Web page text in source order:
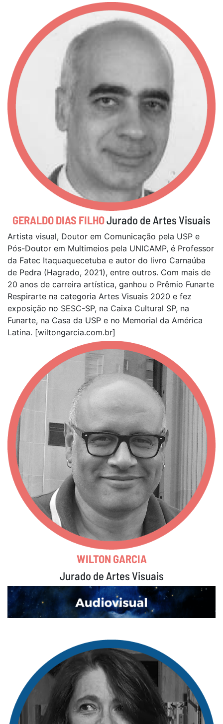
GERALDO DIAS FILHOJurado de Artes Visuais
Artista visual, Doutor em Comunicação pela USP e
Pós-Doutor em Multimeios pela UNICAMP, é Professor
da Fatec Itaquaquecetuba e autor do livro Carnaúba
de Pedra (Hagrado, 2021), entre outros. Com mais de
20 anos de carreira artística, ganhou o Prêmio Funarte
Respirarte na categoria Artes Visuais 2020 e fez
exposição no SESC-SP, na Caixa Cultural SP, na
Funarte, na Casa da USP e no Memorial da América
Latina. [wiltongarcia.com.br]
WILTON GARCIA
Jurado de Artes Visuais